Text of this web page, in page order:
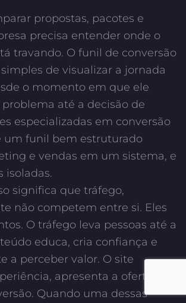
propostas, pacotes e
precisa entender onde o
travando. O funil de conversão
de visualizar a jornada
o momento em que ele
até a decisão de
especializadas em conversão
um funil bem estruturado
e vendas em um sistema, e
isoladas.
significa que tráfego,
não competem entre si. Eles
O tráfego leva pessoas até a
educa, cria confiança e
a perceber valor. O site
apresenta a oferta e
Quando uma dessas